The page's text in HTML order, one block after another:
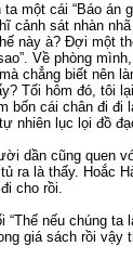
một cái “Báo án
cảnh sát nhàn
này à? Đợi một
Về phòng
chẳng biết nên
Tối hôm đó, tôi
bốn cái chân đi đi
nhiên lục lọi đồ
dần cũng quen
ra là thấy. Hoắc
cho rồi.
“Thế nếu chúng ta
giá sách rồi vậy